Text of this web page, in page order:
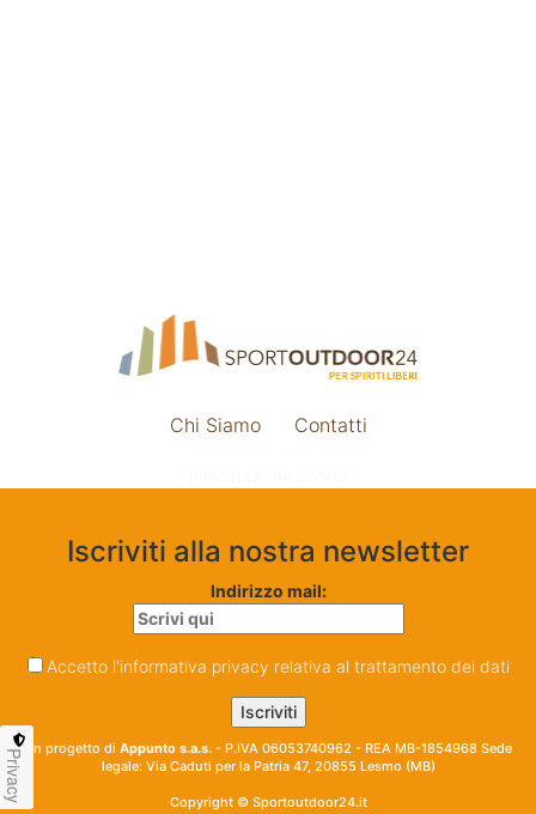
Chi Siamo Contatti
Iscriviti alla nostra newsletter
Indirizzo mail:
Accetto l'informativa privacy relativa al trattamento dei dati
Un progetto di Appunto s.a.s. - P.IVA 06053740962 - REA MB-1854968 Sede
legale: Via Caduti per la Patria 47, 20855 Lesmo (MB)
Copyright © Sportoutdoor24.it
Privacy